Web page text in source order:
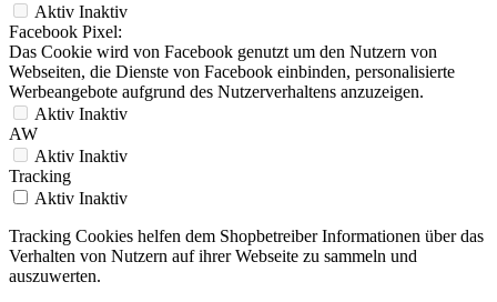
Aktiv Inaktiv
Facebook Pixel:
Das Cookie wird von Facebook genutzt um den Nutzern von
Webseiten, die Dienste von Facebook einbinden, personalisierte
Werbeangebote aufgrund des Nutzerverhaltens anzuzeigen.
Aktiv Inaktiv
AW
Aktiv Inaktiv
Tracking
Aktiv Inaktiv
Tracking Cookies helfen dem Shopbetreiber Informationen über das
Verhalten von Nutzern auf ihrer Webseite zu sammeln und
auszuwerten.